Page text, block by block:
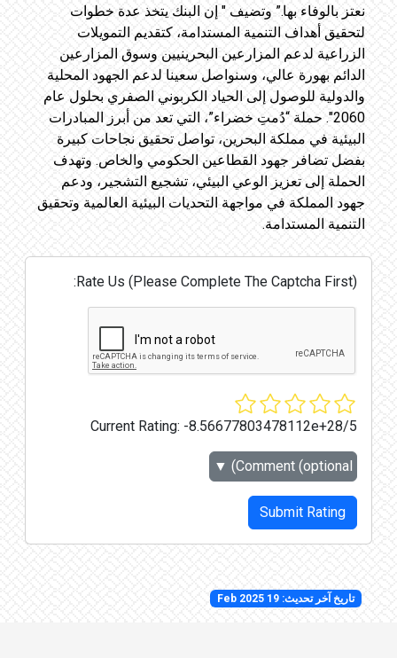
نعتز بالوفاء بها.” وتضيف " إن البنك يتخذ عدة خطوات
لتحقيق أهداف التنمية المستدامة، كتقديم التمويلات
الزراعية لدعم المزارعين البحرينيين وسوق المزارعين
الدائم بهورة عالي، وسنواصل سعينا لدعم الجهود المحلية
والدولية للوصول إلى الحياد الكربوني الصفري بحلول عام
2060". حملة “دُمتِ خضراء”، التي تعد من أبرز المبادرات
البيئية في مملكة البحرين، تواصل تحقيق نجاحات كبيرة
بفضل تضافر جهود القطاعين الحكومي والخاص. وتهدف
الحملة إلى تعزيز الوعي البيئي، تشجيع التشجير، ودعم
جهود المملكة في مواجهة التحديات البيئية العالمية وتحقيق
التنمية المستدامة.
Rate Us (Please Complete The Captcha First):
Current Rating: -8.56677803478112e+28/5
Comment (optional)
▼
Submit Rating
تاريخ آخر تحديث: 19 Feb 2025